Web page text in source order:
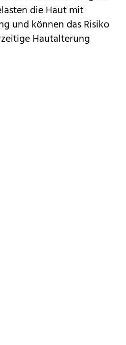
die Haut mit
und können das Risiko
Hautalterung